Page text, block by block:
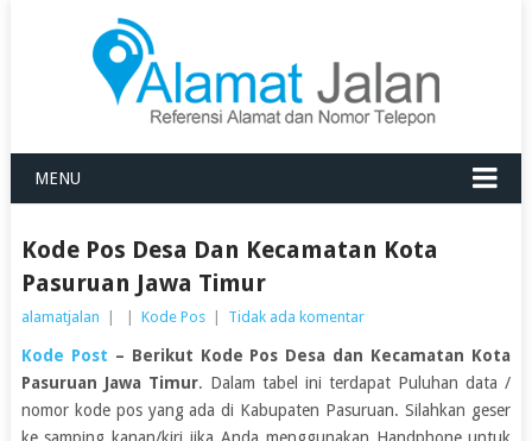
MENU
Kode Pos Desa Dan Kecamatan Kota
Pasuruan Jawa Timur
alamatjalan Kode Pos Tidak ada komentar
Kode Post – Berikut Kode Pos Desa dan Kecamatan Kota
Pasuruan Jawa Timur. Dalam tabel ini terdapat Puluhan data /
nomor kode pos yang ada di Kabupaten Pasuruan. Silahkan geser